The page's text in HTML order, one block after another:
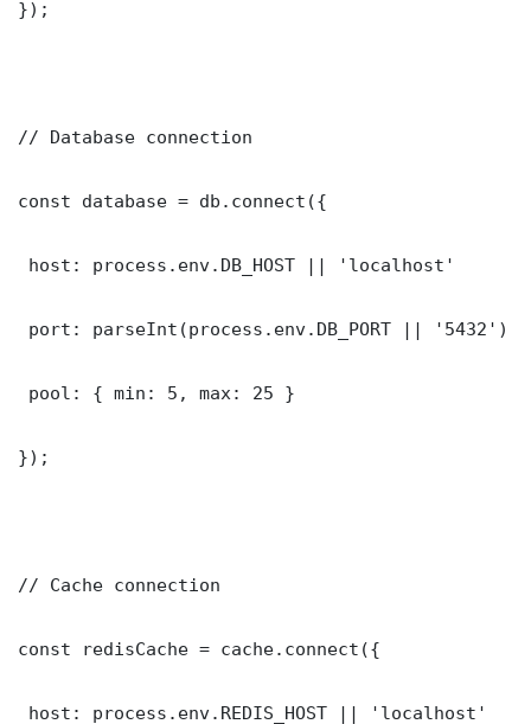
});
// Database connection
const database = db.connect({
host: process.env.DB_HOST || 'localhost'
port: parseInt(process.env.DB_PORT || '5432')
pool: { min: 5, max: 25 }
});
// Cache connection
const redisCache = cache.connect({
host: process.env.REDIS_HOST || 'localhost'